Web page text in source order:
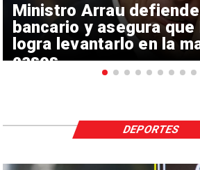
Ministro Arrau
bancario y asegura que
logra levantarlo en la
casos
DEPORTES